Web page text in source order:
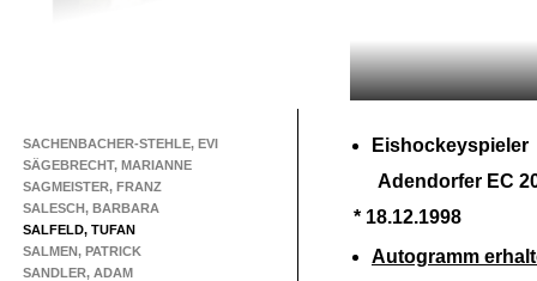
SACHENBACHER-STEHLE, EVI
SÄGEBRECHT, MARIANNE
SAGMEISTER, FRANZ
SALESCH, BARBARA
SALFELD, TUFAN
SALMEN, PATRICK
SANDLER, ADAM
Eishockeyspieler
Adendorfer EC
* 18.12.1998
Autogramm